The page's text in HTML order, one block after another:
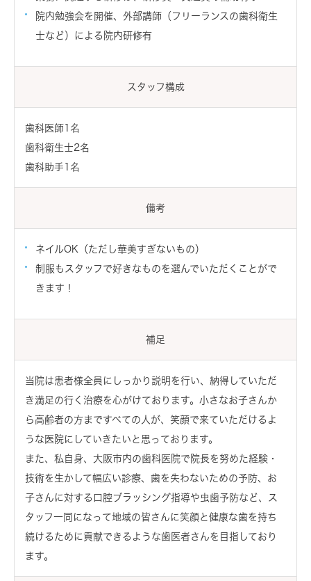
院内勉強会を開催、外部講師（フリーランスの歯科衛生
士など）による院内研修有
スタッフ構成
歯科医師1名
歯科衛生士2名
歯科助手1名
備考
ネイルOK（ただし華美すぎないもの）
制服もスタッフで好きなものを選んでいただくことがで
きます！
補足
当院は患者様全員にしっかり説明を行い、納得していただ
き満足の行く治療を心がけております。小さなお子さんか
ら高齢者の方まですべての人が、笑顔で来ていただけるよ
うな医院にしていきたいと思っております。
また、私自身、大阪市内の歯科医院で院長を努めた経験・
技術を生かして幅広い診療、歯を失わないための予防、お
子さんに対する口腔ブラッシング指導や虫歯予防など、ス
タッフ一同になって地域の皆さんに笑顔と健康な歯を持ち
続けるために貢献できるような歯医者さんを目指しており
ます。